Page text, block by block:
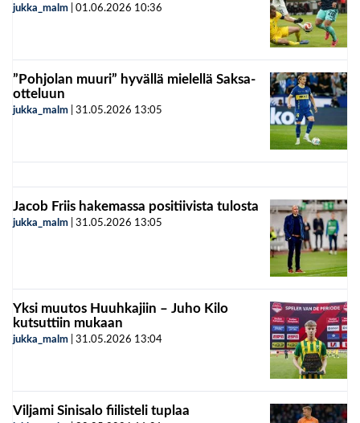
jukka_malm 01.06.2026 10:36
”Pohjolan muuri” hyvällä mielellä Saksa-
otteluun
jukka_malm 31.05.2026 13:05
Jacob Friis hakemassa positiivista tulosta
jukka_malm 31.05.2026 13:05
Yksi muutos Huuhkajiin – Juho Kilo
kutsuttiin mukaan
jukka_malm 31.05.2026 13:04
Viljami Sinisalo fiilisteli tuplaa